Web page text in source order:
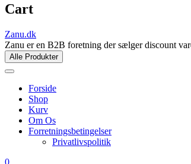
Cart
Zanu.dk
Zanu er en B2B foretning der sælger discount
Alle Produkter
Forside
Shop
Kurv
Om Os
Forretningsbetingelser
Privatlivspolitik
0